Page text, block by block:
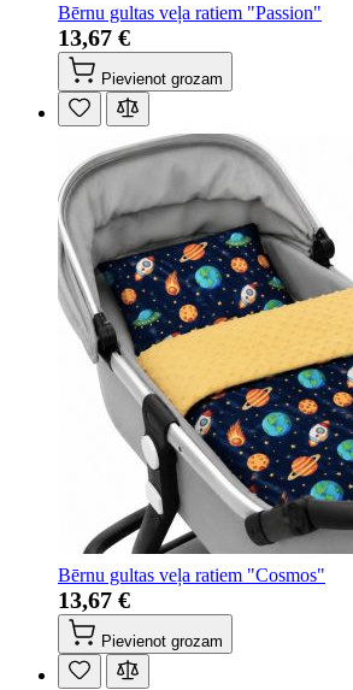
Bērnu gultas veļa ratiem "Passion"
13,67 €
Pievienot grozam
Bērnu gultas veļa ratiem "Cosmos"
13,67 €
Pievienot grozam